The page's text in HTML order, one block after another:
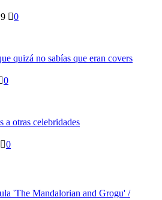
0
quizá no sabías que eran covers
0
a otras celebridades
0